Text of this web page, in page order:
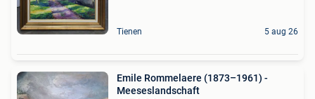
Tienen 5 aug 26
Emile Rommelaere (1873–1961) -
Meeseslandschaft